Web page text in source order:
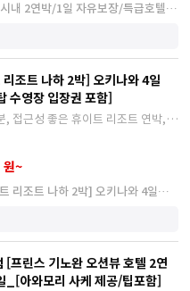
내 2연박/1일 자유보장/특급호텔
조트 나하 2박] 오키나와 4일
수영장 입장권 포함]
, 접근성 좋은 휴이트 리조트 연박,
원~
리조트 나하 2박] 오키나와 4일
[프린스 기노완 오션뷰 호텔 2연
_[아와모리 사케 제공/팁포함]